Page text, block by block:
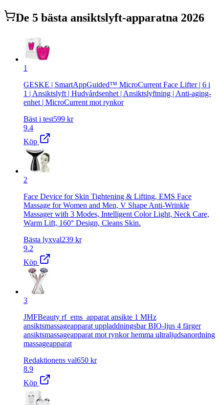
De 5 bästa ansiktslyft-apparatna 2026
1
GESKE | SmartAppGuided™ MicroCurrent Face Lifter | 6 i
1 | Ansiktslyft | Hudvårdsenhet | Ansiktslyftning | Anti-aging-
enhet | MicroCurrent mot rynkor
Bäst i test599 kr
9.4
Köp
2
Face Device for Skin Tightening & Lifting, EMS Face
Massage for Women and Men, V Shape Anti-Wrinkle
Massager with 3 Modes, Intelligent Color Light, Neck Care,
Warm Lift, 160° Design, Cleans Skin.
Bästa lyxval239 kr
9.2
Köp
3
JMFBeauty rf_ems_apparat ansikte 1 MHz
ansiktsmassageapparat uppladdningsbar BIO-ljus 4 färger
ansiktsmassageapparat mot rynkor hemma ultraljudsanordning
massageapparat
Redaktionens val650 kr
8.9
Köp